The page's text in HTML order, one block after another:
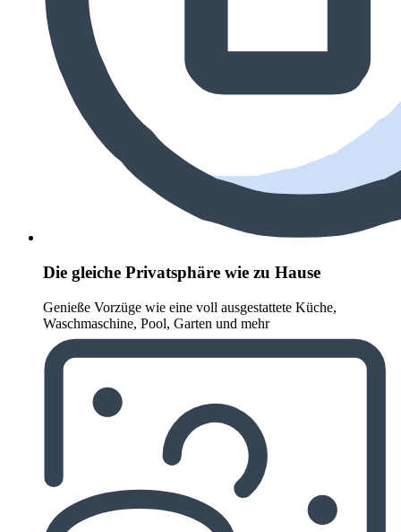
Die gleiche Privatsphäre wie zu Hause
Genieße Vorzüge wie eine voll ausgestattete Küche,
Waschmaschine, Pool, Garten und mehr